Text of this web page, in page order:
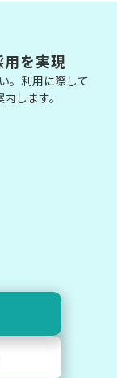
を実現
。利用に際して
します。